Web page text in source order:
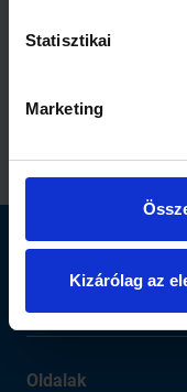
Statisztikai
Marketing
Kizárólag az
Segítség
Oldalak